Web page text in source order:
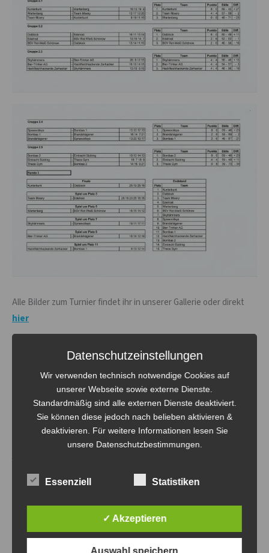
Alle Bilder zum Turnier findet ihr in unserer Gallerie oder direkt
hier
THIS POST HAS BEEN VIEWED180TIMES
Bürgermeisterturnier 2022 –
10.Bürgermeisterturnier
Datenschutzeinstellungen
Wir verwenden technisch notwendige Cookies auf
unserer Webseite sowie externe Dienste.
Standardmäßig sind alle externen Dienste deaktiviert.
Sie können diese jedoch nach belieben aktivieren &
deaktivieren. Für weitere Informationen lesen Sie
unsere Datenschutzbestimmungen.
Essenziell Statistiken
✓ Akzeptieren
Auswahl speichern